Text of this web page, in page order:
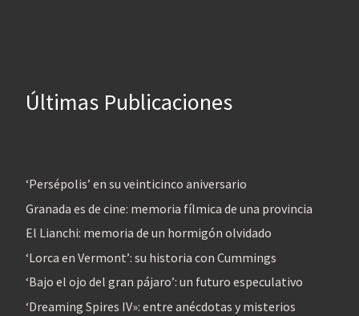
Últimas Publicaciones
‘Persépolis’ en su veinticinco aniversario
Granada es de cine: memoria fílmica de una provincia
El Lianchi: memoria de un hormigón olvidado
‘Lorca en Vermont’: su historia con Cummings
‘Bajo el ojo del gran pájaro’: un futuro especulativo
‘Dreaming Spires IV»: entre anécdotas y misterios